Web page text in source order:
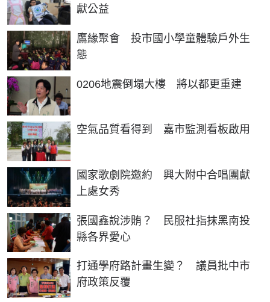
獻公益
鷹緣聚會 投市國小學童體驗戶外生
態
0206地震倒塌大樓 將以都更重建
空氣品質看得到 嘉市監測看板啟用
國家歌劇院邀約 興大附中合唱團獻
上處女秀
張國鑫說涉賄？ 民服社指抹黑南投
縣各界愛心
打通學府路計畫生變？ 議員批中市
府政策反覆